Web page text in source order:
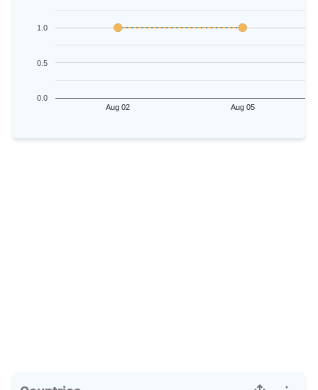
Aug 02 Aug 05
0.0
0.5
1.0